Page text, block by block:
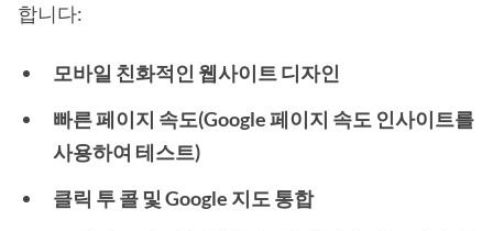
합니다:
모바일 친화적인 웹사이트 디자인
빠른 페이지 속도(Google 페이지 속도 인사이트를
사용하여 테스트)
클릭 투 콜 및 Google 지도 통합